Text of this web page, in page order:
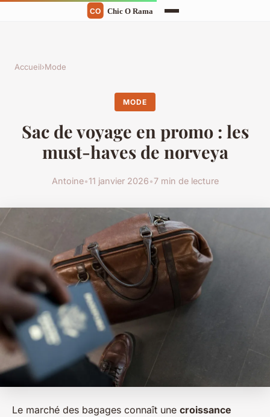
Accueil›Mode
MODE
Sac de voyage en promo : les
must-haves de norveya
Antoine•11 janvier 2026•7 min de lecture
Le marché des bagages connaît une croissance